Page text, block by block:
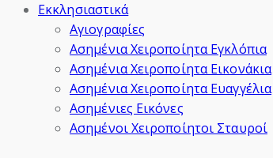
Εκκλησιαστικά
Αγιογραφίες
Ασημένια Χειροποίητα Εγκλόπια
Ασημένια Χειροποίητα Εικονάκια
Ασημένια Χειροποίητα Ευαγγέλια
Ασημένιες Εικόνες
Ασημένοι Χειροποίητοι Σταυροί